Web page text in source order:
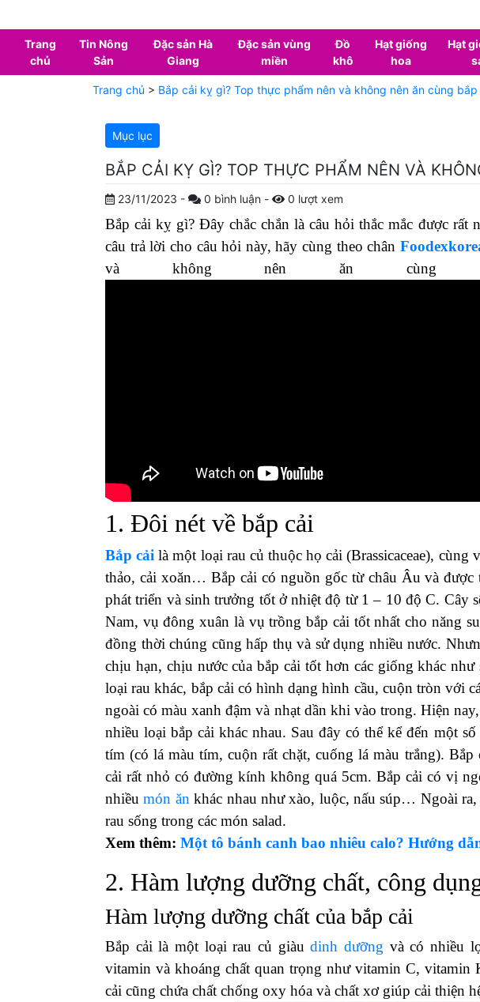
Trang
chủ
Tin Nông
Sản
Đặc sản Hà
Giang
Đặc sản vùng
miền
Đồ
khô
Hạt giống
hoa
Hạt
Trang chủ > Bắp cải kỵ gì? Top thực phẩm nên và không nên ăn cùng bắp
Mục lục
BẮP CẢI KỴ GÌ? TOP THỰC PHẨM NÊN VÀ
23/11/2023 - 0 bình luận - 0 lượt xem
Bắp cải kỵ gì? Đây chắc chắn là câu hỏi thắc mắc được rất
câu trả lời cho câu hỏi này, hãy cùng theo chân
và không nên ăn cùng
1. Đôi nét về bắp cải
Bắp cải là một loại rau củ thuộc họ cải (Brassicaceae),
thảo, cải xoăn… Bắp cải có nguồn gốc từ châu Âu và
phát triển và sinh trưởng tốt ở nhiệt độ từ 1 – 10 độ C. Cây
Nam, vụ đông xuân là vụ trồng bắp cải tốt nhất cho năng
đồng thời chúng cũng hấp thụ và sử dụng nhiều nước.
chịu hạn, chịu nước của bắp cải tốt hơn các giống khác
loại rau khác, bắp cải có hình dạng hình cầu, cuộn tròn với
ngoài có màu xanh đậm và nhạt dần khi vào trong. Hiện
nhiều loại bắp cải khác nhau. Sau đây có thể kể đến một
tím (có lá màu tím, cuộn rất chặt, cuống lá màu trắng). Bắp
cải rất nhỏ có đường kính không quá 5cm. Bắp cải có vị
nhiềumón ăn khác nhau như xào, luộc, nấu súp… Ngoài
rau sống trong các món salad.
Xem thêm: Một tô bánh canh bao nhiêu calo? Hướng
2. Hàm lượng dưỡng chất, công
Hàm lượng dưỡng chất của bắp cải
Bắp cải là một loại rau củ giàudinh dưỡng và có nhiều
vitamin và khoáng chất quan trọng như vitamin C,
cải cũng chứa chất chống oxy hóa và chất xơ giúp cải thiện